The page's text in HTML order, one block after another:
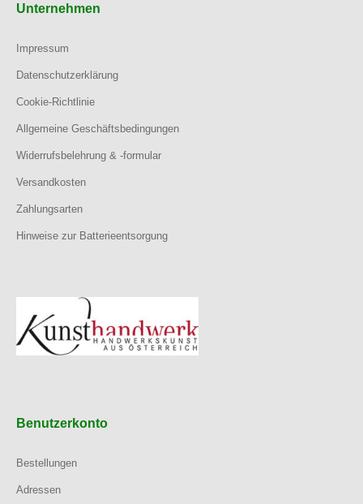
Unternehmen
Impressum
Datenschutzerklärung
Cookie-Richtlinie
Allgemeine Geschäftsbedingungen
Widerrufsbelehrung & -formular
Versandkosten
Zahlungsarten
Hinweise zur Batterieentsorgung
Benutzerkonto
Bestellungen
Adressen